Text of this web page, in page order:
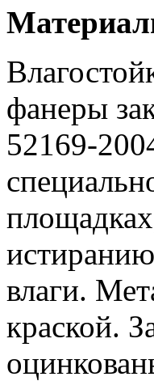
фанеры
52169-
влаги.
краской.